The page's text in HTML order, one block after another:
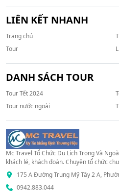
LIÊN KẾT NHANH
Trang chủ
Tour
DANH SÁCH TOUR
Tour Tết 2024
Tour nước ngoài
Mc Travel Tổ Chức Du Lịch Trong Và
khách lẻ, khách đoàn. Chuyên tổ chức
175 A Đường Trung Mỹ Tây 2 A,
0942.883.044